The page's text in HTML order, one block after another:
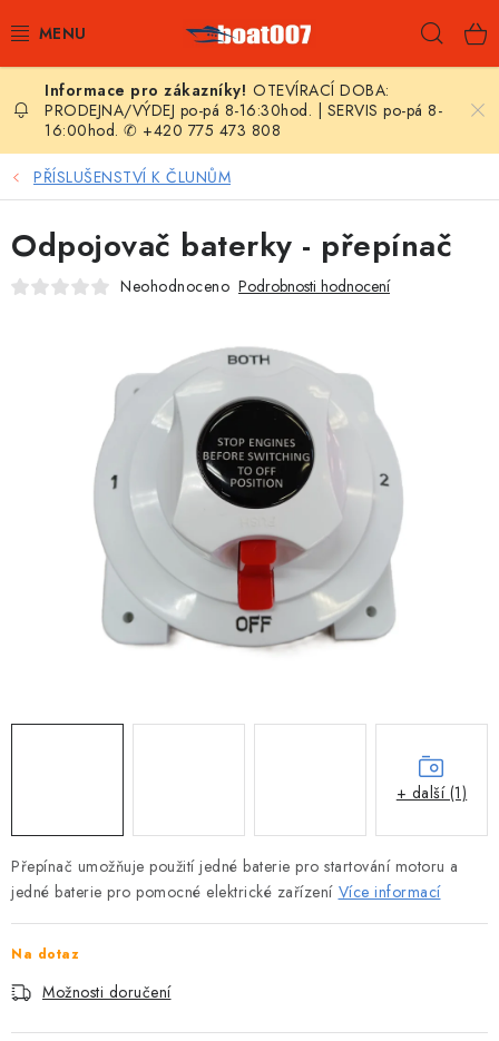
na
E-SHOP
AKČNÍ SLEVY
ZPRAVODAJ
LODNÍ MOTORY
NAFUKOVACÍ ČLUNY
MOTOROVÉ ČLUNY
LODNÍ ELEKTROMOTORY
PRAMICE A MOTOROVÉ VESLICE
KAJAKY, KÁNOE A RAFTY
VODNÍ SKŮTRY
KATAMARÁNY - PONTON BOAT
OTEVÍRACÍ DOBA:
PRODEJNA/VÝDEJ po-pá 8-16:30hod. | SERVIS po-pá 8-
16:00hod. ✆ +420 775 473 808
PŘÍSLUŠENSTVÍ K ČLUNŮM
Přepínač umožňuje použití jedné baterie pro startování motoru a
jedné baterie pro pomocné elektrické zařízení Více informací
Na dotaz
Možnosti doručení
Odpojovač baterky - přepínač
Neohodnoceno Podrobnosti hodnocení
+ další (1)